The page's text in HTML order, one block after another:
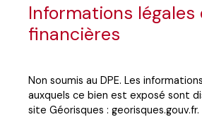
Informations légales
financières
Non soumis au DPE. Les
auxquels ce bien est exposé sont
site Géorisques : georisques.gouv.fr.